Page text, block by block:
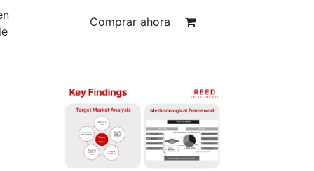
Comprar ahora